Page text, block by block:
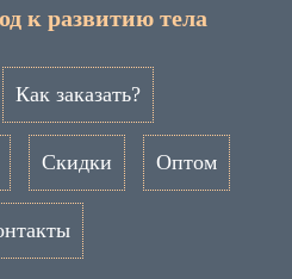
к развитию тела
Как заказать?
Скидки Оптом